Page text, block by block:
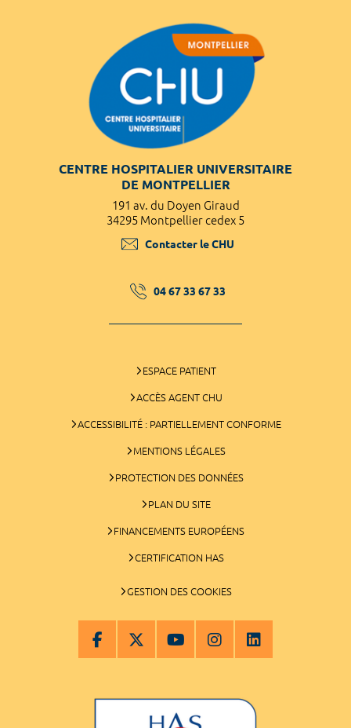
CENTRE HOSPITALIER UNIVERSITAIRE
DE MONTPELLIER
191 av. du Doyen Giraud
34295 Montpellier cedex 5
Contacter le CHU
04 67 33 67 33
ESPACE PATIENT
ACCÈS AGENT CHU
ACCESSIBILITÉ : PARTIELLEMENT CONFORME
MENTIONS LÉGALES
PROTECTION DES DONNÉES
PLAN DU SITE
FINANCEMENTS EUROPÉENS
CERTIFICATION HAS
GESTION DES COOKIES